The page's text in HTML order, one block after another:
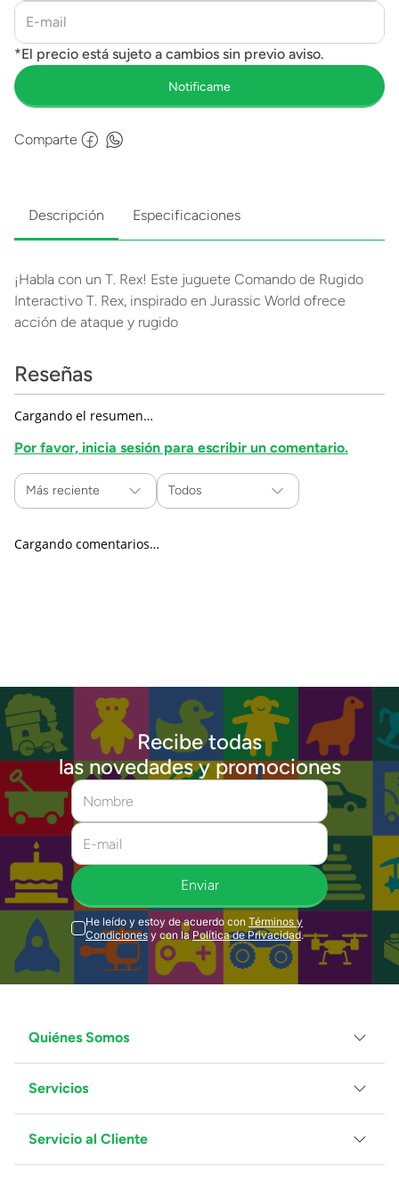
Comparte
Descripción Especificaciones
¡Habla con un T. Rex! Este juguete Comando de Rugido
Interactivo T. Rex, inspirado en Jurassic World ofrece
acción de ataque y rugido
Reseñas
Cargando el resumen…
Por favor, inicia sesión para escribir un comentario.
Más reciente Todos
Cargando comentarios…
Recibe todas
las novedades y promociones
Enviar
He leído y estoy de acuerdo con Términos y
Condiciones y con la Política de Privacidad.
Quiénes Somos
Grupo Juguetron
Localiza tu tienda
Blog
Servicios
Facturación
Proveedores
Servicio al Cliente